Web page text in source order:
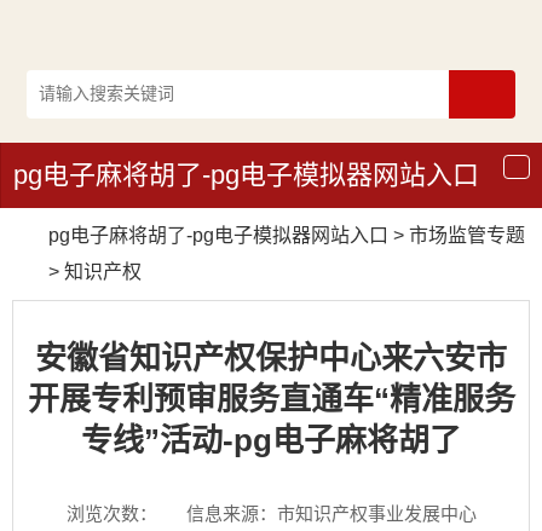
导
航
pg电子麻将胡了-pg电子模拟器网站入口
pg电子麻将胡了-pg电子模拟器网站入口 > 市场监管专题
> 知识产权
安徽省知识产权保护中心来六安市
开展专利预审服务直通车“精准服务
专线”活动-pg电子麻将胡了
浏览次数：
信息来源：市知识产权事业发展中心